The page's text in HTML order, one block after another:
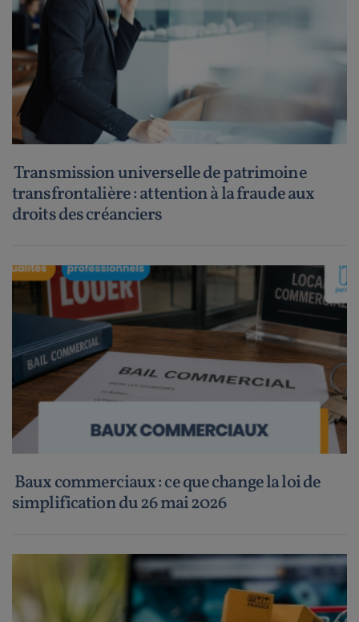
Transmission universelle de patrimoine
transfrontalière : attention à la fraude aux
droits des créanciers
Baux commerciaux : ce que change la loi de
simplification du 26 mai 2026